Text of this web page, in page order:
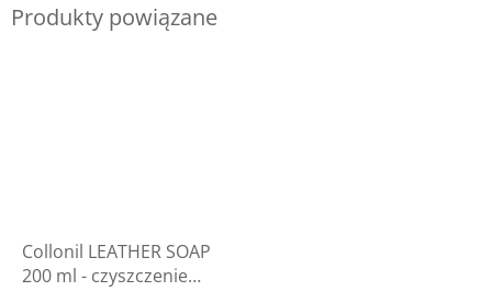
Produkty powiązane
Collonil LEATHER SOAP
200 ml - czyszczenie